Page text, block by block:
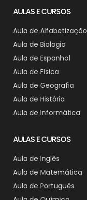
AULAS E CURSOS
Aula de Alfabetização
Aula de Biologia
Aula de Espanhol
Aula de Física
Aula de Geografia
Aula de História
Aula de Informática
AULAS E CURSOS
Aula de Inglês
Aula de Matemática
Aula de Português